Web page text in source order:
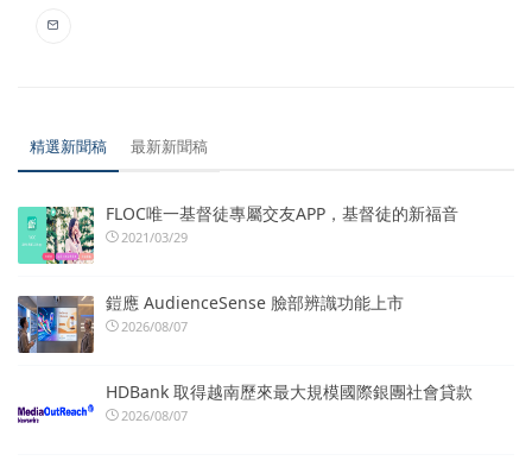
精選新聞稿 最新新聞稿
FLOC唯一基督徒專屬交友APP，基督徒的新福音
2021/03/29
鎧應 AudienceSense 臉部辨識功能上市
2026/08/07
HDBank 取得越南歷來最大規模國際銀團社會貸款
2026/08/07